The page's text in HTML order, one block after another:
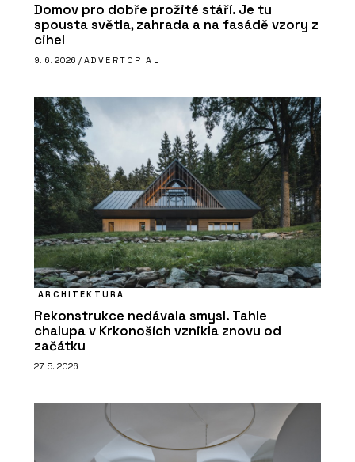
Domov pro dobře prožité stáří. Je tu
spousta světla, zahrada a na fasádě vzory z
cihel
9. 6. 2026 / ADVERTORIAL
ARCHITEKTURA
Rekonstrukce nedávala smysl. Tahle
chalupa v Krkonoších vznikla znovu od
začátku
27. 5. 2026